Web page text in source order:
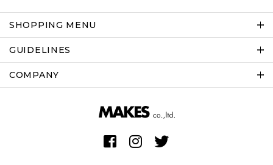
SHOPPING MENU
GUIDELINES
COMPANY